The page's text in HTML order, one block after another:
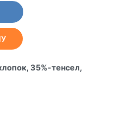
35%-тенсел,